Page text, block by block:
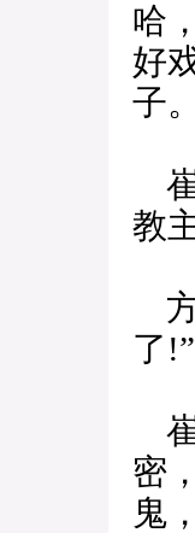
哈
好
子
崔
教
方
了!”
崔
密
鬼